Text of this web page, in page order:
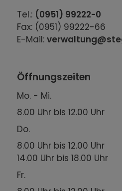
Tel.: (0951) 99222-0
Fax: (0951) 99222-66
E-Mail:
Öffnungszeiten
Mo. - Mi.
8.00 Uhr bis 12.00 Uhr
Do.
8.00 Uhr bis 12.00 Uhr
14.00 Uhr bis 18.00 Uhr
Fr.